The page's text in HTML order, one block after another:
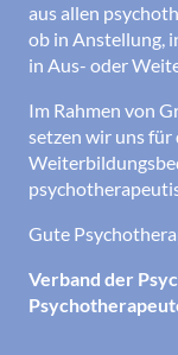
aus allen
ob in Anstellung,
in Aus- oder
Im Rahmen von
setzen wir uns für
Gute
Verband der